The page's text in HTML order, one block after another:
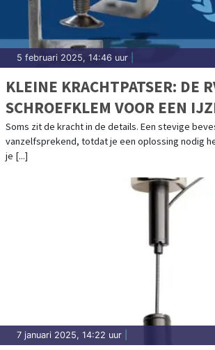
5 februari 2025, 14:46 uur
KLEINE KRACHTPATSER: DE
SCHROEFKLEM VOOR EEN
VERBINDING
Soms zit de kracht in de details. Een stevige
vanzelfsprekend, totdat je een oplossing nodig
je [...]
7 januari 2025, 14:22 uur